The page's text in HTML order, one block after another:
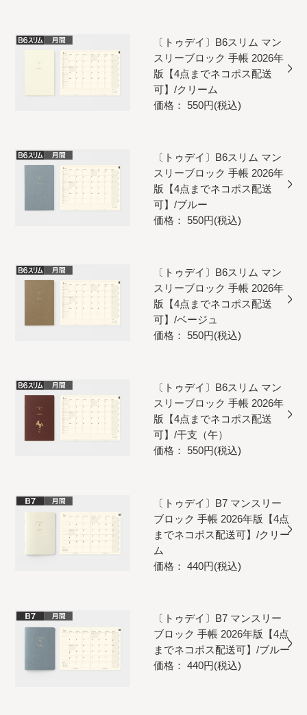
〔トゥデイ〕B6スリム マン
スリーブロック 手帳 2026年
版【4点までネコポス配送
可】/クリーム
価格： 550円(税込)
〔トゥデイ〕B6スリム マン
スリーブロック 手帳 2026年
版【4点までネコポス配送
可】/ブルー
価格： 550円(税込)
〔トゥデイ〕B6スリム マン
スリーブロック 手帳 2026年
版【4点までネコポス配送
可】/ベージュ
価格： 550円(税込)
〔トゥデイ〕B6スリム マン
スリーブロック 手帳 2026年
版【4点までネコポス配送
可】/干支（午）
価格： 550円(税込)
〔トゥデイ〕B7 マンスリー
ブロック 手帳 2026年版【4点
までネコポス配送可】/クリー
ム
価格： 440円(税込)
〔トゥデイ〕B7 マンスリー
ブロック 手帳 2026年版【4点
までネコポス配送可】/ブルー
価格： 440円(税込)